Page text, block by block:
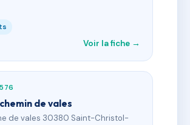
Voir la fiche →
de vales
de vales 30380 Saint-Christol-